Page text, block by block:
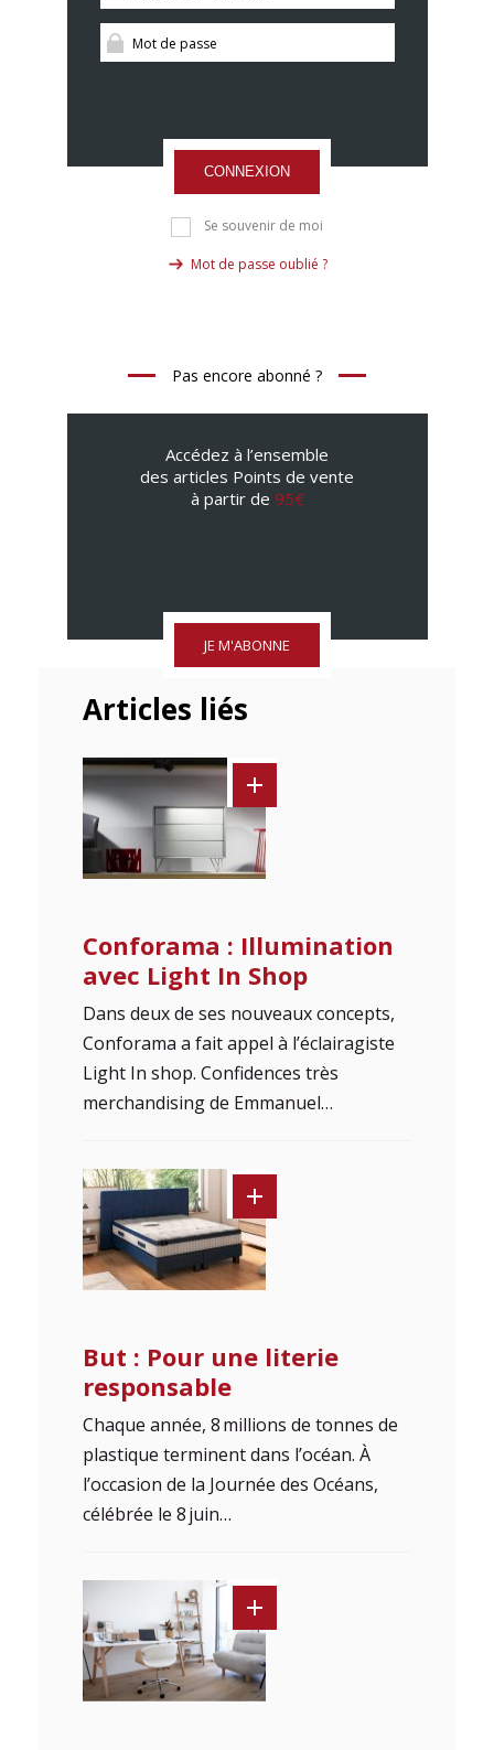
CONNEXION
Se souvenir de moi
Mot de passe oublié ?
Pas encore abonné ?
Accédez à l’ensemble
des articles Points de vente
à partir de 95€
JE M'ABONNE
Articles liés
Conforama : Illumination
avec Light In Shop
Dans deux de ses nouveaux concepts,
Conforama a fait appel à l’éclairagiste
Light In shop. Confidences très
merchandising de Emmanuel…
But : Pour une literie
responsable
Chaque année, 8 millions de tonnes de
plastique terminent dans l’océan. À
l’occasion de la Journée des Océans,
célébrée le 8 juin…